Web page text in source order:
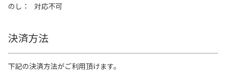
のし
対応不可
決済方法
下記の決済方法がご利用頂けます。